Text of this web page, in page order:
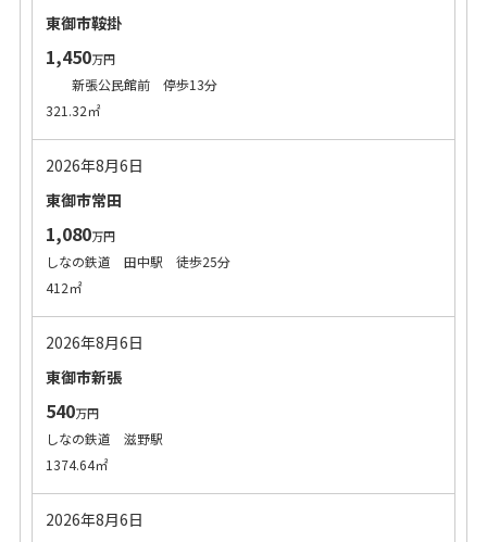
東御市鞍掛
1,450万円
新張公民館前 停歩13分
321.32㎡
2026年8月6日
東御市常田
1,080万円
しなの鉄道 田中駅 徒歩25分
412㎡
2026年8月6日
東御市新張
540万円
しなの鉄道 滋野駅
1374.64㎡
2026年8月6日